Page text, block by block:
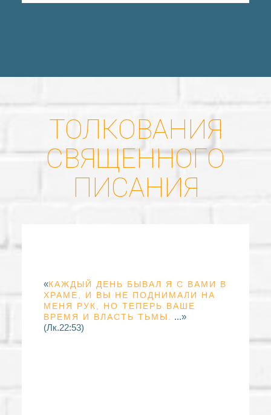
ТОЛКОВАНИЯ
СВЯЩЕННОГО
ПИСАНИЯ
«КАЖДЫЙ ДЕНЬ БЫВАЛ Я С ВАМИ В
ХРАМЕ, И ВЫ НЕ ПОДНИМАЛИ НА
МЕНЯ РУК, НО ТЕПЕРЬ ВАШЕ
ВРЕМЯ И ВЛАСТЬ ТЬМЫ.
...»
(Лк.22:53)